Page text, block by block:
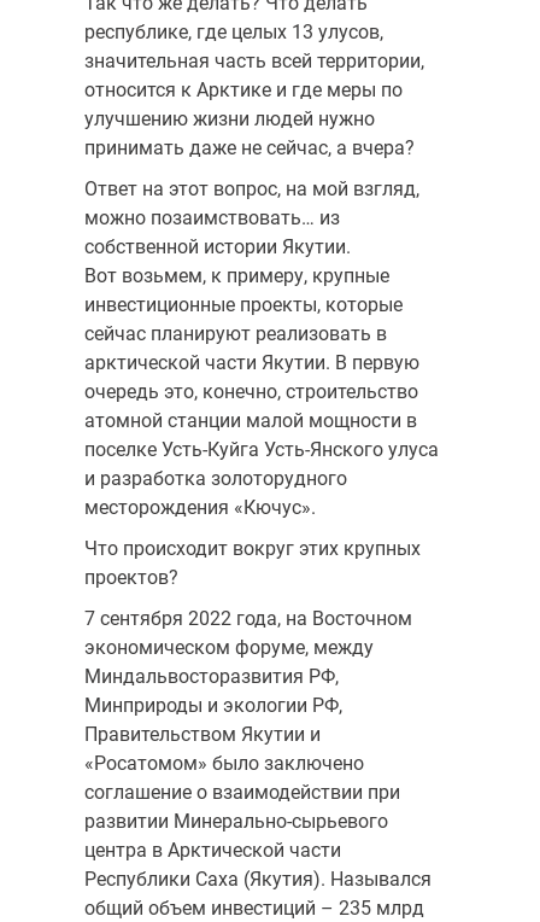
республике, где целых 13 улусов,
значительная часть всей территории,
относится к Арктике и где меры по
улучшению жизни людей нужно
принимать даже не сейчас, а вчера?
Ответ на этот вопрос, на мой взгляд,
можно позаимствовать… из
собственной истории Якутии.
Вот возьмем, к примеру, крупные
инвестиционные проекты, которые
сейчас планируют реализовать в
арктической части Якутии. В первую
очередь это, конечно, строительство
атомной станции малой мощности в
поселке Усть-Куйга Усть-Янского улуса
и разработка золоторудного
месторождения «Кючус».
Что происходит вокруг этих крупных
проектов?
7 сентября 2022 года, на Восточном
экономическом форуме, между
Миндальвосторазвития РФ,
Минприроды и экологии РФ,
Правительством Якутии и
«Росатомом» было заключено
соглашение о взаимодействии при
развитии Минерально-сырьевого
центра в Арктической части
Республики Саха (Якутия). Назывался
общий объем инвестиций – 235 млрд